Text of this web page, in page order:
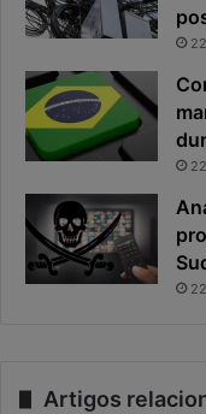
Artigos